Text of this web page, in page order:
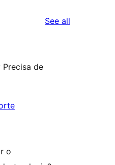
See all
Precisa de
o